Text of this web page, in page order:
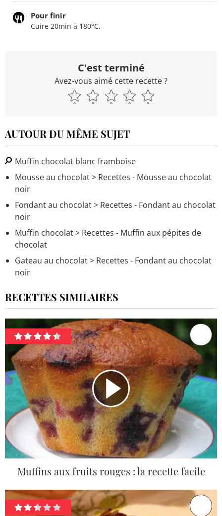
Pour finir
Cuire 20min à 180°C.
C'est terminé
Avez-vous aimé cette recette ?
AUTOUR DU MÊME SUJET
Muffin chocolat blanc framboise
Mousse au chocolat> Recettes - Mousse au chocolat
noir
Fondant au chocolat> Recettes - Fondant au chocolat
noir
Muffin chocolat> Recettes - Muffin aux pépites de
chocolat
Gateau au chocolat> Recettes - Fondant au chocolat
noir
RECETTES SIMILAIRES
Muffins aux fruits rouges : la recette facile